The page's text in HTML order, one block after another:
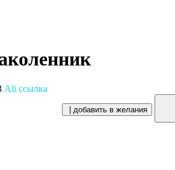
Ali ссылка
| добавить в желания